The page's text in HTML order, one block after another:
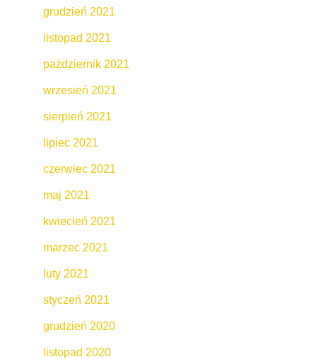
grudzień 2021
listopad 2021
październik 2021
wrzesień 2021
sierpień 2021
lipiec 2021
czerwiec 2021
maj 2021
kwiecień 2021
marzec 2021
luty 2021
styczeń 2021
grudzień 2020
listopad 2020